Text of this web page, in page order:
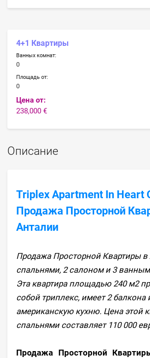
4+1 Квартиры
Ванных комнат:
0
Площадь от:
0
Цена от:
238,000 €
Описание
Triplex Apartment In Heart
Продажа Просторной
Анталии
Продажа Просторной Квартиры в
спальнями, 2 салоном и 3
Эта квартира площадью 240 м2
собой триплекс, имеет 2 балкона
американскую кухню. Цена этой
спальнями составляет 110 000
Продажа Просторной